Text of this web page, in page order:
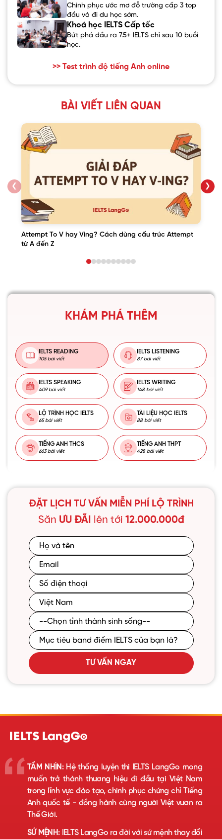
Chinh phục ước mơ đỗ trường cấp 3 top
đầu và đi du học sớm.
Khoá học IELTS Cấp tốc
Bứt phá đầu ra 7.5+ IELTS chỉ sau 10 buổi
học.
>> Test trình độ tiếng Anh online
BÀI VIẾT LIÊN QUAN
❮
Attempt To V hay Ving? Cách dùng cấu trúc Attempt
từ A đến Z
❯
KHÁM PHÁ THÊM
IELTS READING
105 bài viết
IELTS LISTENING
87 bài viết
IELTS SPEAKING
409 bài viết
IELTS WRITING
148 bài viết
LỘ TRÌNH HỌC IELTS
65 bài viết
TÀI LIỆU HỌC IELTS
88 bài viết
TIẾNG ANH THCS
663 bài viết
TIẾNG ANH THPT
428 bài viết
ĐẶT LỊCH TƯ VẤN MIỄN PHÍ LỘ TRÌNH
Săn ƯU ĐÃI lên tới 12.000.000đ
TƯ VẤN NGAY
TẦM NHÌN:Hệ thống luyện thi IELTS LangGo mong
muốn trở thành thương hiệu đi đầu tại Việt Nam
trong lĩnh vực đào tạo, chinh phục chứng chỉ Tiếng
Anh quốc tế - đồng hành cùng người Việt vươn ra
Thế Giới.
SỨ MỆNH:IELTS LangGo ra đời với sứ mệnh thay đổi